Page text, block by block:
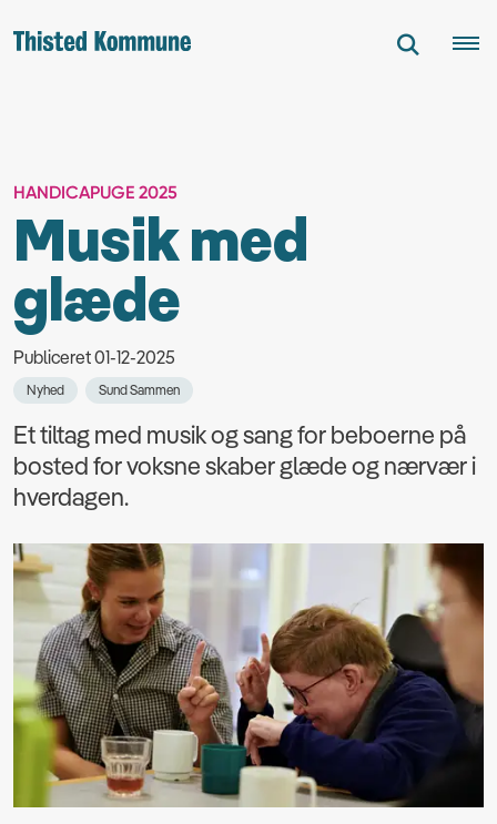
HANDICAPUGE 2025
Musik med
glæde
Publiceret 01-12-2025
Nyhed Sund Sammen
Et tiltag med musik og sang for beboerne på
bosted for voksne skaber glæde og nærvær i
hverdagen.